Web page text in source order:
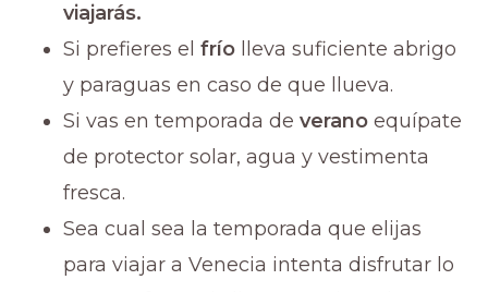
viajarás.
Si prefieres el frío lleva suficiente abrigo
y paraguas en caso de que llueva.
Si vas en temporada de verano equípate
de protector solar, agua y vestimenta
fresca.
Sea cual sea la temporada que elijas
para viajar a Venecia intenta disfrutar lo